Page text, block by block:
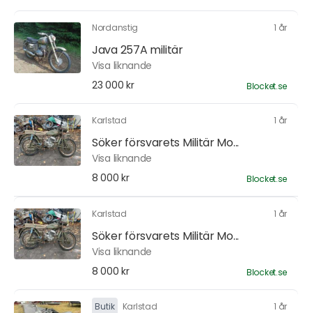
Nordanstig 1 år
Java 257A militär
Visa liknande
23 000 kr
Blocket.se
Karlstad 1 år
Söker försvarets Militär Mo...
Visa liknande
8 000 kr
Blocket.se
Karlstad 1 år
Söker försvarets Militär Mo...
Visa liknande
8 000 kr
Blocket.se
Butik Karlstad 1 år